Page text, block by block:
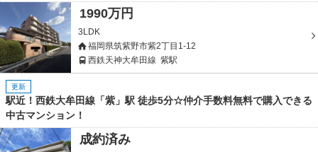
1990万円
3LDK
福岡県筑紫野市紫2丁目1-12
西鉄天神大牟田線 紫駅
更新
駅近！西鉄大牟田線「紫」駅 徒歩5分☆仲介手数料無料で購入できる
中古マンション！
成約済み